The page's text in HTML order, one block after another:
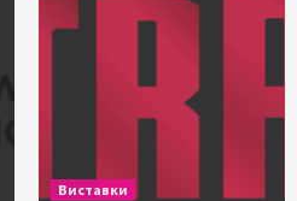
Виставки